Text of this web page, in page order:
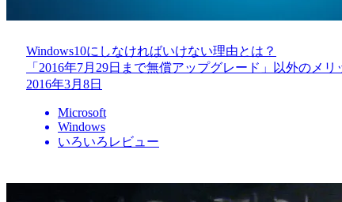
Windows10にしなければいけない理由とは？
「2016年7月29日まで無償アップグレード」以外のメ
2016年3月8日
Microsoft
Windows
いろいろレビュー